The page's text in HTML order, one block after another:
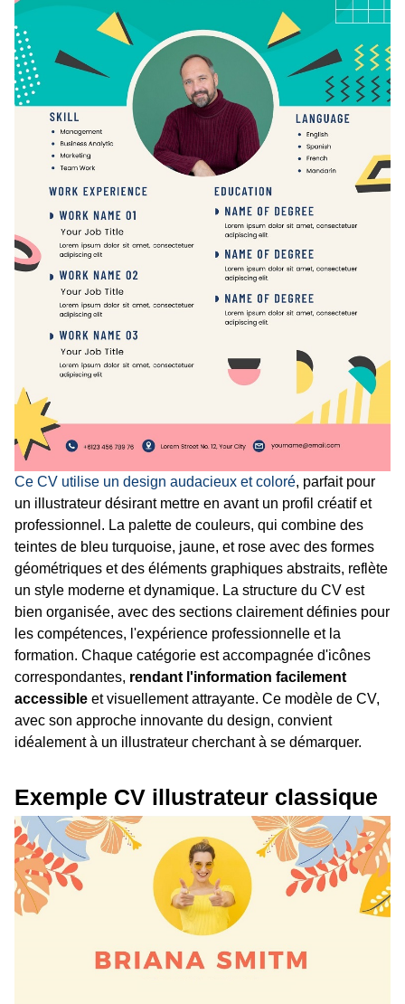
Ce CV utilise un design audacieux et coloré, parfait pour
un illustrateur désirant mettre en avant un profil créatif et
professionnel. La palette de couleurs, qui combine des
teintes de bleu turquoise, jaune, et rose avec des formes
géométriques et des éléments graphiques abstraits, reflète
un style moderne et dynamique. La structure du CV est
bien organisée, avec des sections clairement définies pour
les compétences, l'expérience professionnelle et la
formation. Chaque catégorie est accompagnée d'icônes
correspondantes, rendant l'information facilement
accessible et visuellement attrayante. Ce modèle de CV,
avec son approche innovante du design, convient
idéalement à un illustrateur cherchant à se démarquer.
Exemple CV illustrateur classique